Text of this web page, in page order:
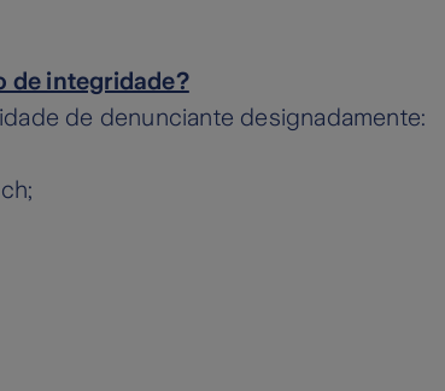
de integridade?
de denunciante designadamente: